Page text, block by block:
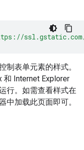
制表单元素的样式。
和 Internet Explorer
行。如需查看样式在
中加载此页面即可。